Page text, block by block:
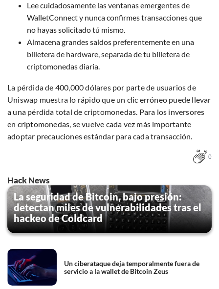
Lee cuidadosamente las ventanas emergentes de
WalletConnect y nunca confirmes transacciones que
no hayas solicitado tú mismo.
Almacena grandes saldos preferentemente en una
billetera de hardware, separada de tu billetera de
criptomonedas diaria.
La pérdida de 400,000 dólares por parte de usuarios de
Uniswap muestra lo rápido que un clic erróneo puede llevar
a una pérdida total de criptomonedas. Para los inversores
en criptomonedas, se vuelve cada vez más importante
adoptar precauciones estándar para cada transacción.
0
Hack News
La seguridad de Bitcoin, bajo presión:
detectan miles de vulnerabilidades tras el
hackeo de Coldcard
Un ciberataque deja temporalmente fuera de
servicio a la wallet de Bitcoin Zeus